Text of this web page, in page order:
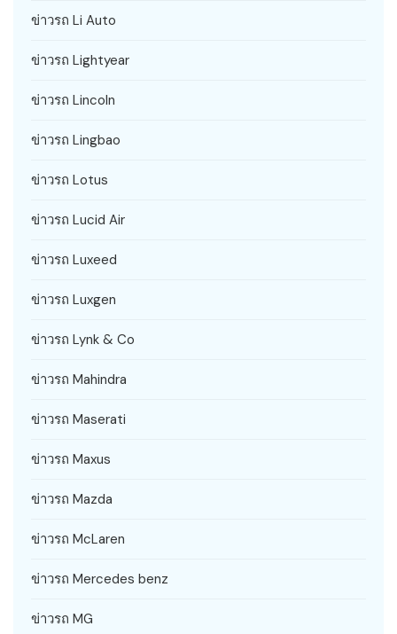
ข่าวรถ Li Auto
ข่าวรถ Lightyear
ข่าวรถ Lincoln
ข่าวรถ Lingbao
ข่าวรถ Lotus
ข่าวรถ Lucid Air
ข่าวรถ Luxeed
ข่าวรถ Luxgen
ข่าวรถ Lynk & Co
ข่าวรถ Mahindra
ข่าวรถ Maserati
ข่าวรถ Maxus
ข่าวรถ Mazda
ข่าวรถ McLaren
ข่าวรถ Mercedes benz
ข่าวรถ MG